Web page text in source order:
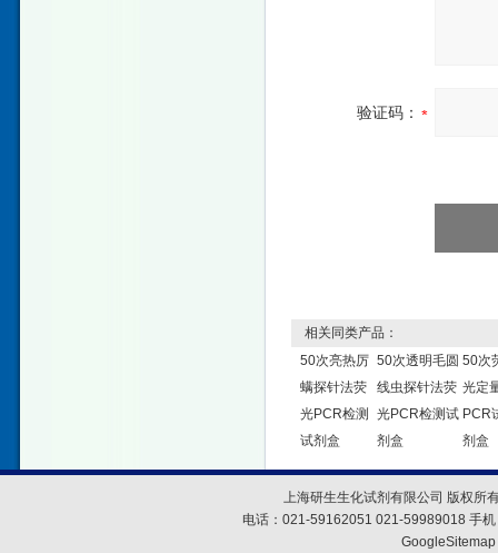
验证码：
相关同类产品：
50次亮热厉
螨探针法荧
光PCR检测
试剂盒
50次透明毛圆
线虫探针法荧
光PCR检测试
剂盒
50次
光定
PCR
剂盒
上海研生生化试剂有限公司 版权所
电话：021-59162051 021-59989018 手
GoogleSitemap